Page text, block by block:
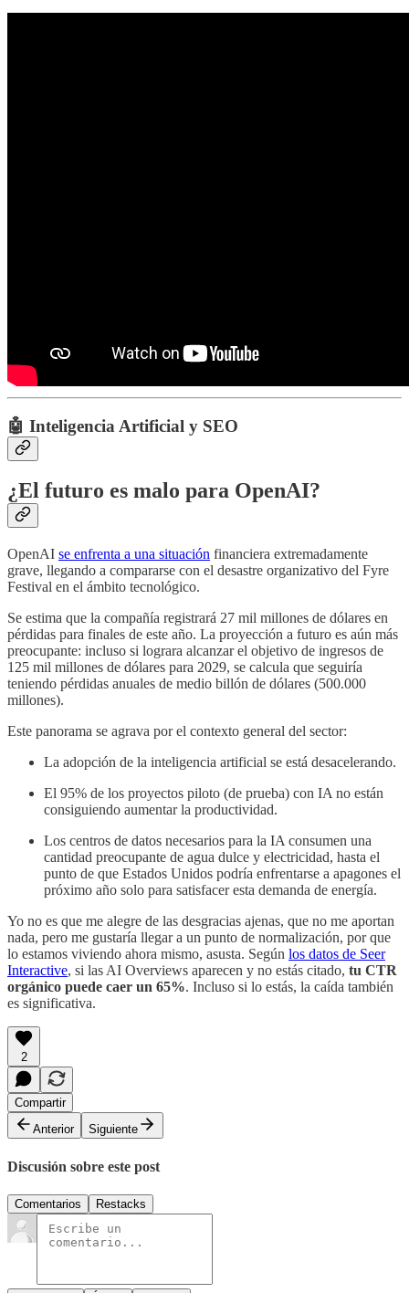
🤖 Inteligencia Artificial y SEO
¿El futuro es malo para OpenAI?
OpenAI se enfrenta a una situación financiera extremadamente
grave, llegando a compararse con el desastre organizativo del Fyre
Festival en el ámbito tecnológico.
Se estima que la compañía registrará 27 mil millones de dólares en
pérdidas para finales de este año. La proyección a futuro es aún más
preocupante: incluso si lograra alcanzar el objetivo de ingresos de
125 mil millones de dólares para 2029, se calcula que seguiría
teniendo pérdidas anuales de medio billón de dólares (500.000
millones).
Este panorama se agrava por el contexto general del sector:
La adopción de la inteligencia artificial se está desacelerando.
El 95% de los proyectos piloto (de prueba) con IA no están
consiguiendo aumentar la productividad.
Los centros de datos necesarios para la IA consumen una
cantidad preocupante de agua dulce y electricidad, hasta el
punto de que Estados Unidos podría enfrentarse a apagones el
próximo año solo para satisfacer esta demanda de energía.
Yo no es que me alegre de las desgracias ajenas, que no me aportan
nada, pero me gustaría llegar a un punto de normalización, por que
lo estamos viviendo ahora mismo, asusta. Según los datos de Seer
Interactive, si las AI Overviews aparecen y no estás citado, tu CTR
orgánico puede caer un 65%. Incluso si lo estás, la caída también
es significativa.
2
Compartir
Anterior
Siguiente
Discusión sobre este post
Comentarios Restacks